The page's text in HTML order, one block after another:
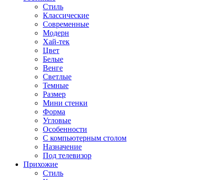
Стиль
Классические
Современные
Модерн
Хай-тек
Цвет
Белые
Венге
Светлые
Темные
Размер
Мини стенки
Форма
Угловые
Особенности
С компьютерным столом
Назначение
Под телевизор
Прихожие
Стиль